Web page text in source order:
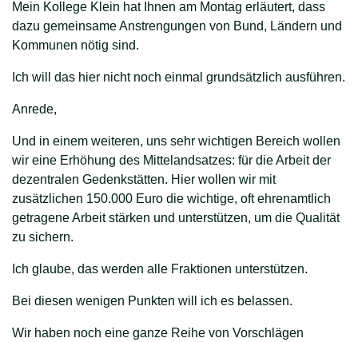
Mein Kollege Klein hat Ihnen am Montag erläutert, dass
dazu gemeinsame Anstrengungen von Bund, Ländern und
Kommunen nötig sind.
Ich will das hier nicht noch einmal grundsätzlich ausführen.
Anrede,
Und in einem weiteren, uns sehr wichtigen Bereich wollen
wir eine Erhöhung des Mittelandsatzes: für die Arbeit der
dezentralen Gedenkstätten. Hier wollen wir mit
zusätzlichen 150.000 Euro die wichtige, oft ehrenamtlich
getragene Arbeit stärken und unterstützen, um die Qualität
zu sichern.
Ich glaube, das werden alle Fraktionen unterstützen.
Bei diesen wenigen Punkten will ich es belassen.
Wir haben noch eine ganze Reihe von Vorschlägen